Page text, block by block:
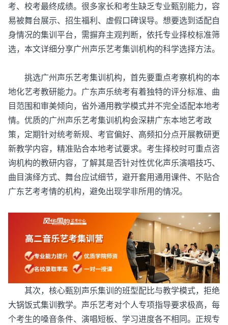
考、校考最终成绩。很多家长和考生缺乏专业甄别能力，容
易被舞台展示、招生福利、虚假口碑误导。想要选到适配自
身情况的集训平台，需摒弃主观判断，依托专业择校标准筛
选，本文详细分享广州声乐艺考集训机构的科学选择方法。
挑选广州声乐艺考集训机构，首先要重点考察机构的本
地化艺考教研能力。广东声乐统考有着独特的评分标准、曲
目范围和审美倾向，省外通用教学模式并不完全适配本地考
情。优质的广州声乐艺考集训机构会深耕广东本地艺考政
策，定期针对统考新规、考官偏好、高频扣分点开展教研更
新教学内容，精准贴合本地考试要求。考生择校时可重点咨
询机构的教研内容，了解其是否针对性优化声乐演唱技巧、
曲目演绎方式、舞台应试细节，避开套用通用课件、不贴合
广东艺考考情的机构，避免出现学非所用的情况。
其次，核心甄别声乐集训的班型配比与教学模式，拒绝
大锅饭式集训教学。声乐艺考对个人专项指导要求极高，每
个考生的嗓音条件、演唱短板、学习进度各不相同。正规专